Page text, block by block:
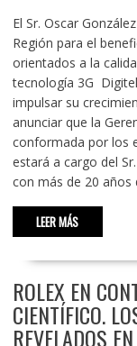
El Sr. Oscar
Región para el
orientados a la
tecnología 3G
impulsar su
anunciar que la
conformada por los
estará a cargo del
con más de 20 años
LEER MÁS
ROLEX EN
CIENTÍFICO.
REVELADOS